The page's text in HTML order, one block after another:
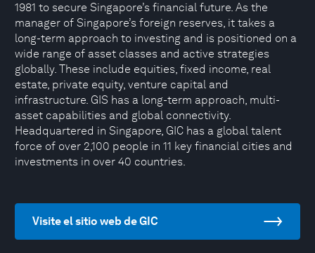
1981 to secure Singapore’s financial future. As the
manager of Singapore’s foreign reserves, it takes a
long-term approach to investing and is positioned on a
wide range of asset classes and active strategies
globally. These include equities, fixed income, real
estate, private equity, venture capital and
infrastructure. GIS has a long-term approach, multi-
asset capabilities and global connectivity.
Headquartered in Singapore, GIC has a global talent
force of over 2,100 people in 11 key financial cities and
investments in over 40 countries.
Visite el sitio web de GIC